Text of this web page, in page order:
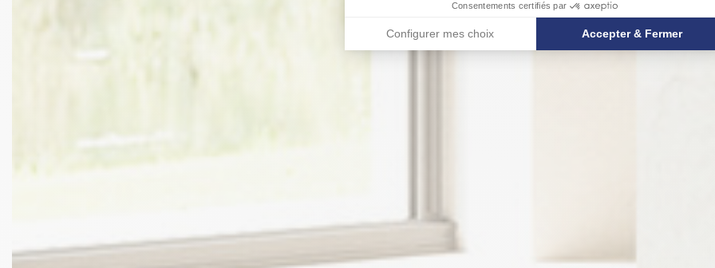
Consentements certifiés par
Configurer mes choix Accepter & Fermer